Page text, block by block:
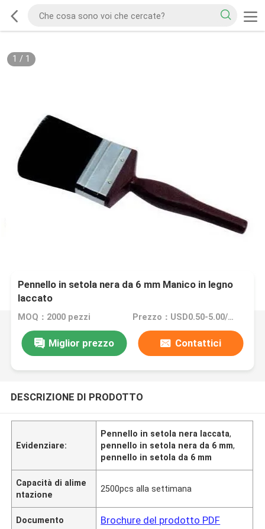
1 / 1
Pennello in setola nera da 6 mm Manico in legno
laccato
MOQ：2000 pezzi Prezzo：USD0.50-5.00/Pc
Miglior prezzo Contattici
DESCRIZIONE DI PRODOTTO
Evidenziare:
Pennello in setola nera laccata,
pennello in setola nera da 6 mm,
pennello in setola da 6 mm
Capacità di alime
ntazione
2500pcs alla settimana
Documento Brochure del prodotto PDF